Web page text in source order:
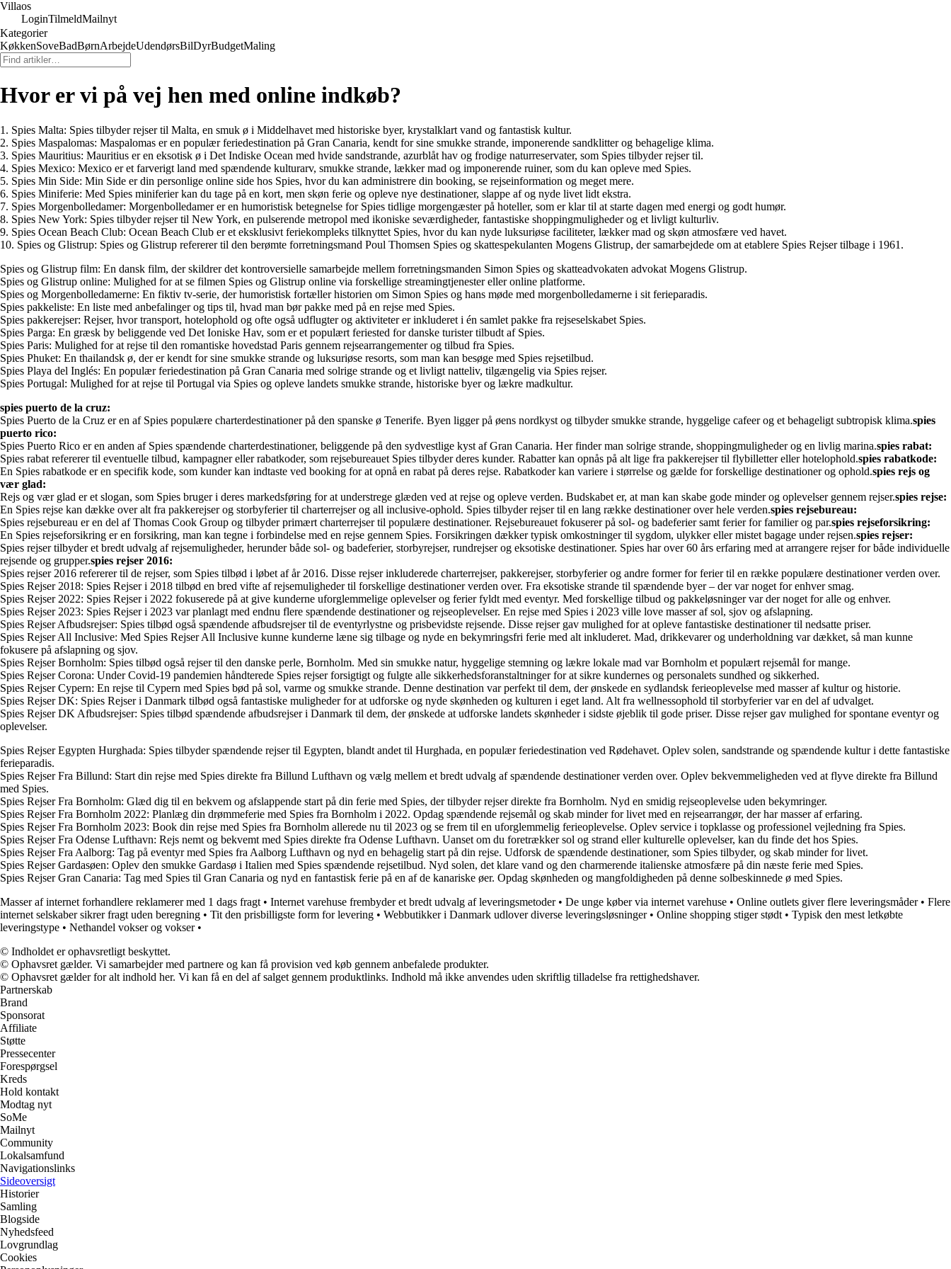
Villaos
LoginTilmeldMailnyt
Kategorier
KøkkenSoveBadBørnArbejdeUdendørsBilDyrBudgetMaling
Hvor er vi på vej hen med online indkøb?
1. Spies Malta: Spies tilbyder rejser til Malta, en smuk ø i Middelhavet med historiske byer, krystalklart vand og fantastisk kultur.
2. Spies Maspalomas: Maspalomas er en populær feriedestination på Gran Canaria, kendt for sine smukke strande, imponerende sandklitter og behagelige klima.
3. Spies Mauritius: Mauritius er en eksotisk ø i Det Indiske Ocean med hvide sandstrande, azurblåt hav og frodige naturreservater, som Spies tilbyder rejser til.
4. Spies Mexico: Mexico er et farverigt land med spændende kulturarv, smukke strande, lækker mad og imponerende ruiner, som du kan opleve med Spies.
5. Spies Min Side: Min Side er din personlige online side hos Spies, hvor du kan administrere din booking, se rejseinformation og meget mere.
6. Spies Miniferie: Med Spies miniferier kan du tage på en kort, men skøn ferie og opleve nye destinationer, slappe af og nyde livet lidt ekstra.
7. Spies Morgenbolledamer: Morgenbolledamer er en humoristisk betegnelse for Spies tidlige morgengæster på hoteller, som er klar til at starte dagen med energi og godt humør.
8. Spies New York: Spies tilbyder rejser til New York, en pulserende metropol med ikoniske seværdigheder, fantastiske shoppingmuligheder og et livligt kulturliv.
9. Spies Ocean Beach Club: Ocean Beach Club er et eksklusivt feriekompleks tilknyttet Spies, hvor du kan nyde luksuriøse faciliteter, lækker mad og skøn atmosfære ved havet.
10. Spies og Glistrup: Spies og Glistrup refererer til den berømte forretningsmand Poul Thomsen Spies og skattespekulanten Mogens Glistrup, der samarbejdede om at etablere Spies Rejser tilbage i 1961.
Spies og Glistrup film: En dansk film, der skildrer det kontroversielle samarbejde mellem forretningsmanden Simon Spies og skatteadvokaten advokat Mogens Glistrup.
Spies og Glistrup online: Mulighed for at se filmen Spies og Glistrup online via forskellige streamingtjenester eller online platforme.
Spies og Morgenbolledamerne: En fiktiv tv-serie, der humoristisk fortæller historien om Simon Spies og hans møde med morgenbolledamerne i sit ferieparadis.
Spies pakkeliste: En liste med anbefalinger og tips til, hvad man bør pakke med på en rejse med Spies.
Spies pakkerejser: Rejser, hvor transport, hotelophold og ofte også udflugter og aktiviteter er inkluderet i én samlet pakke fra rejseselskabet Spies.
Spies Parga: En græsk by beliggende ved Det Ioniske Hav, som er et populært feriested for danske turister tilbudt af Spies.
Spies Paris: Mulighed for at rejse til den romantiske hovedstad Paris gennem rejsearrangementer og tilbud fra Spies.
Spies Phuket: En thailandsk ø, der er kendt for sine smukke strande og luksuriøse resorts, som man kan besøge med Spies rejsetilbud.
Spies Playa del Inglés: En populær feriedestination på Gran Canaria med solrige strande og et livligt natteliv, tilgængelig via Spies rejser.
Spies Portugal: Mulighed for at rejse til Portugal via Spies og opleve landets smukke strande, historiske byer og lækre madkultur.
spies puerto de la cruz:
Spies Puerto de la Cruz er en af Spies populære charterdestinationer på den spanske ø Tenerife. Byen ligger på øens nordkyst og tilbyder smukke strande, hyggelige cafeer og et behageligt subtropisk klima.spies
puerto rico:
Spies Puerto Rico er en anden af Spies spændende charterdestinationer, beliggende på den sydvestlige kyst af Gran Canaria. Her finder man solrige strande, shoppingmuligheder og en livlig marina.spies rabat:
Spies rabat refererer til eventuelle tilbud, kampagner eller rabatkoder, som rejsebureauet Spies tilbyder deres kunder. Rabatter kan opnås på alt lige fra pakkerejser til flybilletter eller hotelophold.spies rabatkode:
En Spies rabatkode er en specifik kode, som kunder kan indtaste ved booking for at opnå en rabat på deres rejse. Rabatkoder kan variere i størrelse og gælde for forskellige destinationer og ophold.spies rejs og
vær glad:
Rejs og vær glad er et slogan, som Spies bruger i deres markedsføring for at understrege glæden ved at rejse og opleve verden. Budskabet er, at man kan skabe gode minder og oplevelser gennem rejser.spies rejse:
En Spies rejse kan dække over alt fra pakkerejser og storbyferier til charterrejser og all inclusive-ophold. Spies tilbyder rejser til en lang række destinationer over hele verden.spies rejsebureau:
Spies rejsebureau er en del af Thomas Cook Group og tilbyder primært charterrejser til populære destinationer. Rejsebureauet fokuserer på sol- og badeferier samt ferier for familier og par.spies rejseforsikring:
En Spies rejseforsikring er en forsikring, man kan tegne i forbindelse med en rejse gennem Spies. Forsikringen dækker typisk omkostninger til sygdom, ulykker eller mistet bagage under rejsen.spies rejser:
Spies rejser tilbyder et bredt udvalg af rejsemuligheder, herunder både sol- og badeferier, storbyrejser, rundrejser og eksotiske destinationer. Spies har over 60 års erfaring med at arrangere rejser for både individuelle
rejsende og grupper.spies rejser 2016:
Spies rejser 2016 refererer til de rejser, som Spies tilbød i løbet af år 2016. Disse rejser inkluderede charterrejser, pakkerejser, storbyferier og andre former for ferier til en række populære destinationer verden over.
Spies Rejser 2018: Spies Rejser i 2018 tilbød en bred vifte af rejsemuligheder til forskellige destinationer verden over. Fra eksotiske strande til spændende byer – der var noget for enhver smag.
Spies Rejser 2022: Spies Rejser i 2022 fokuserede på at give kunderne uforglemmelige oplevelser og ferier fyldt med eventyr. Med forskellige tilbud og pakkeløsninger var der noget for alle og enhver.
Spies Rejser 2023: Spies Rejser i 2023 var planlagt med endnu flere spændende destinationer og rejseoplevelser. En rejse med Spies i 2023 ville love masser af sol, sjov og afslapning.
Spies Rejser Afbudsrejser: Spies tilbød også spændende afbudsrejser til de eventyrlystne og prisbevidste rejsende. Disse rejser gav mulighed for at opleve fantastiske destinationer til nedsatte priser.
Spies Rejser All Inclusive: Med Spies Rejser All Inclusive kunne kunderne læne sig tilbage og nyde en bekymringsfri ferie med alt inkluderet. Mad, drikkevarer og underholdning var dækket, så man kunne
fokusere på afslapning og sjov.
Spies Rejser Bornholm: Spies tilbød også rejser til den danske perle, Bornholm. Med sin smukke natur, hyggelige stemning og lækre lokale mad var Bornholm et populært rejsemål for mange.
Spies Rejser Corona: Under Covid-19 pandemien håndterede Spies rejser forsigtigt og fulgte alle sikkerhedsforanstaltninger for at sikre kundernes og personalets sundhed og sikkerhed.
Spies Rejser Cypern: En rejse til Cypern med Spies bød på sol, varme og smukke strande. Denne destination var perfekt til dem, der ønskede en sydlandsk ferieoplevelse med masser af kultur og historie.
Spies Rejser DK: Spies Rejser i Danmark tilbød også fantastiske muligheder for at udforske og nyde skønheden og kulturen i eget land. Alt fra wellnessophold til storbyferier var en del af udvalget.
Spies Rejser DK Afbudsrejser: Spies tilbød spændende afbudsrejser i Danmark til dem, der ønskede at udforske landets skønheder i sidste øjeblik til gode priser. Disse rejser gav mulighed for spontane eventyr og
oplevelser.
Spies Rejser Egypten Hurghada: Spies tilbyder spændende rejser til Egypten, blandt andet til Hurghada, en populær feriedestination ved Rødehavet. Oplev solen, sandstrande og spændende kultur i dette fantastiske
ferieparadis.
Spies Rejser Fra Billund: Start din rejse med Spies direkte fra Billund Lufthavn og vælg mellem et bredt udvalg af spændende destinationer verden over. Oplev bekvemmeligheden ved at flyve direkte fra Billund
med Spies.
Spies Rejser Fra Bornholm: Glæd dig til en bekvem og afslappende start på din ferie med Spies, der tilbyder rejser direkte fra Bornholm. Nyd en smidig rejseoplevelse uden bekymringer.
Spies Rejser Fra Bornholm 2022: Planlæg din drømmeferie med Spies fra Bornholm i 2022. Opdag spændende rejsemål og skab minder for livet med en rejsearrangør, der har masser af erfaring.
Spies Rejser Fra Bornholm 2023: Book din rejse med Spies fra Bornholm allerede nu til 2023 og se frem til en uforglemmelig ferieoplevelse. Oplev service i topklasse og professionel vejledning fra Spies.
Spies Rejser Fra Odense Lufthavn: Rejs nemt og bekvemt med Spies direkte fra Odense Lufthavn. Uanset om du foretrækker sol og strand eller kulturelle oplevelser, kan du finde det hos Spies.
Spies Rejser Fra Aalborg: Tag på eventyr med Spies fra Aalborg Lufthavn og nyd en behagelig start på din rejse. Udforsk de spændende destinationer, som Spies tilbyder, og skab minder for livet.
Spies Rejser Gardasøen: Oplev den smukke Gardasø i Italien med Spies spændende rejsetilbud. Nyd solen, det klare vand og den charmerende italienske atmosfære på din næste ferie med Spies.
Spies Rejser Gran Canaria: Tag med Spies til Gran Canaria og nyd en fantastisk ferie på en af de kanariske øer. Opdag skønheden og mangfoldigheden på denne solbeskinnede ø med Spies.
Masser af internet forhandlere reklamerer med 1 dags fragt • Internet varehuse frembyder et bredt udvalg af leveringsmetoder• De unge køber via internet varehuse • Online outlets giver flere leveringsmåder• Flere
internet selskaber sikrer fragt uden beregning • Tit den prisbilligste form for levering • Webbutikker i Danmark udlover diverse leveringsløsninger• Online shopping stiger stødt • Typisk den mest letkøbte
leveringstype • Nethandel vokser og vokser•
© Indholdet er ophavsretligt beskyttet.
© Ophavsret gælder. Vi samarbejder med partnere og kan få provision ved køb gennem anbefalede produkter.
© Ophavsret gælder for alt indhold her. Vi kan få en del af salget gennem produktlinks. Indhold må ikke anvendes uden skriftlig tilladelse fra rettighedshaver.
Partnerskab
Brand
Sponsorat
Affiliate
Støtte
Pressecenter
Forespørgsel
Kreds
Hold kontakt
Modtag nyt
SoMe
Mailnyt
Community
Lokalsamfund
Navigationslinks
Sideoversigt
Historier
Samling
Blogside
Nyhedsfeed
Lovgrundlag
Cookies